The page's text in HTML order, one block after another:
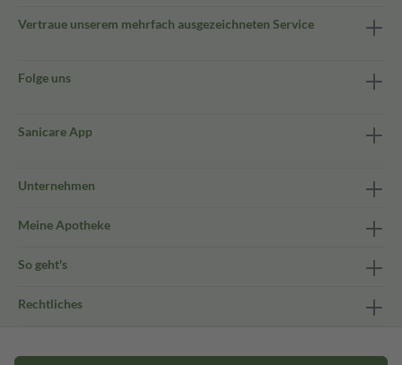
Vertraue unserem mehrfach ausgezeichneten Service
Folge uns
Sanicare App
Unternehmen
Meine Apotheke
So geht's
Rechtliches